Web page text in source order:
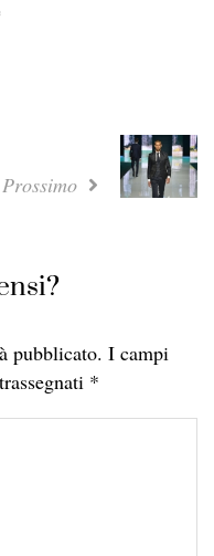
Prossimo
pubblicato. I campi
*